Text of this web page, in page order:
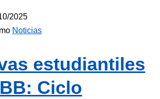
2025
Noticias
estudiantiles
Ciclo